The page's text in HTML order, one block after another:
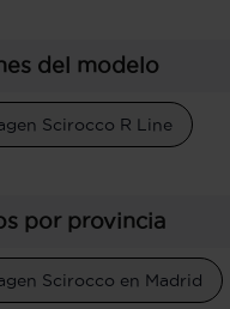
del modelo
Scirocco R Line
por provincia
Scirocco en Madrid